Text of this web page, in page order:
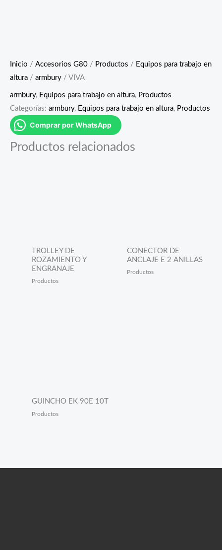
Inicio / Accesorios G80 / Productos / Equipos para trabajo en
altura / armbury / VIVA
armbury, Equipos para trabajo en altura, Productos
Categorías: armbury, Equipos para trabajo en altura, Productos
Comprar por WhatsApp
Productos relacionados
TROLLEY DE
ROZAMIENTO Y
ENGRANAJE
Productos
CONECTOR DE
ANCLAJE E 2 ANILLAS
Productos
GUINCHO EK 90E 10T
Productos